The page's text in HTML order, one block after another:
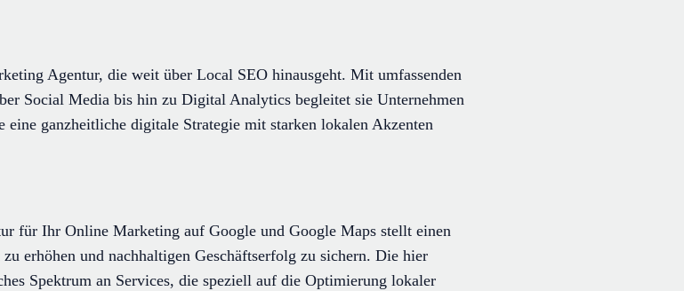
Agentur, die weit über Local SEO hinausgeht. Mit umfassenden
Social Media bis hin zu Digital Analytics begleitet sie Unternehmen
ganzheitliche digitale Strategie mit starken lokalen Akzenten
für Ihr Online Marketing auf Google und Google Maps stellt einen
erhöhen und nachhaltigen Geschäftserfolg zu sichern. Die hier
Spektrum an Services, die speziell auf die Optimierung lokaler